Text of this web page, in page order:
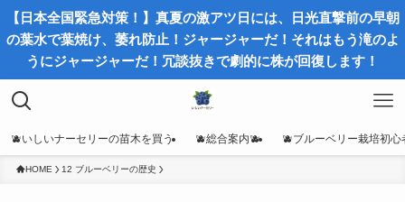
【日本全国緊急対策！】真夏の激アツ日には、日光直撃前の早朝
の葉水で葉焼け、萎れ防止！ジャージャーだ！それはもう滝のよ
うにジャージャーだ！冗談抜きで劇的に株が回復します！
🫐いしいナーセリーの苗木を買う 🫐総合案内🫐 🫐ブルーベリー栽培初心
HOME 12 ブルーベリーの歴史